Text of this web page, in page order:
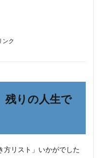
ンク
残りの人生で
方リスト」いかがでした